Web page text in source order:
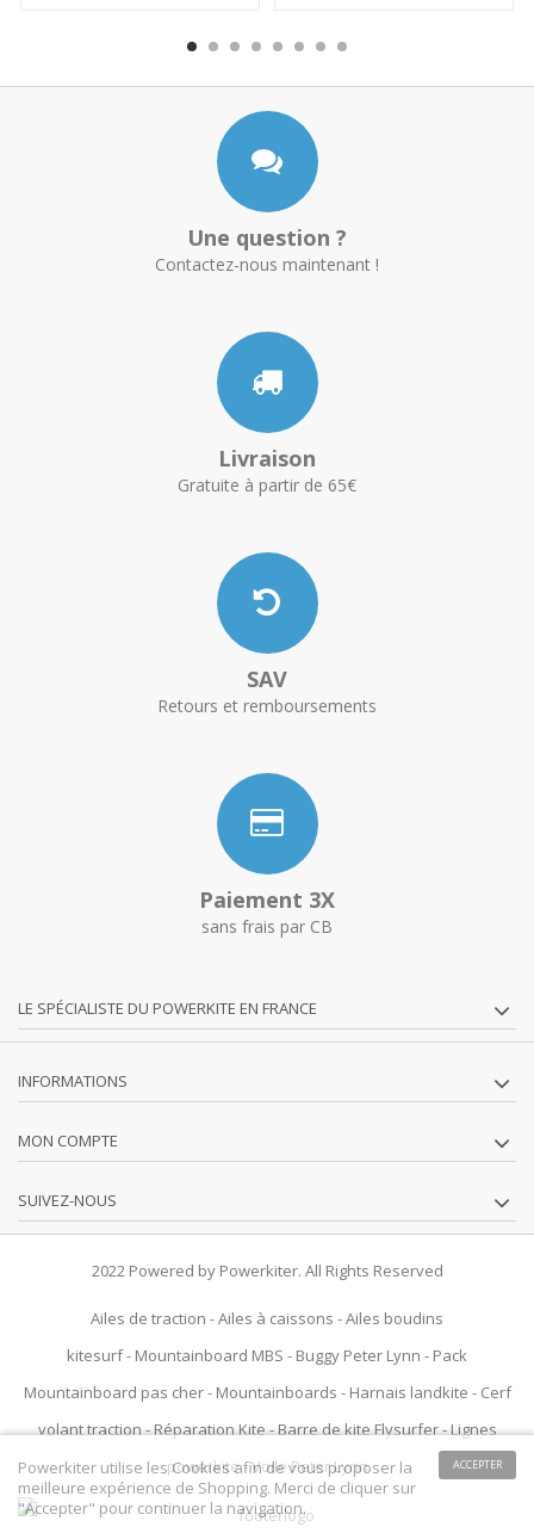
Une question ?
Contactez-nous maintenant !
Livraison
Gratuite à partir de 65€
SAV
Retours et remboursements
Paiement 3X
sans frais par CB
LE SPÉCIALISTE DU POWERKITE EN FRANCE
INFORMATIONS
MON COMPTE
SUIVEZ-NOUS
2022 Powered by Powerkiter. All Rights Reserved
Ailes de traction -Ailes à caissons -Ailes boudins
kitesurf- Mountainboard MBS - Buggy Peter Lynn - Pack
Mountainboard pas cher- Mountainboards - Harnais landkite - Cerf
volant traction-Réparation Kite-Barre de kite Flysurfer-Lignes
powerkite-Voile Peter Lynn ACCEPTER
Powerkiter utilise les Cookies afin de vous proposer la
meilleure expérience de Shopping. Merci de cliquer sur
"Accepter" pour continuer la navigation.